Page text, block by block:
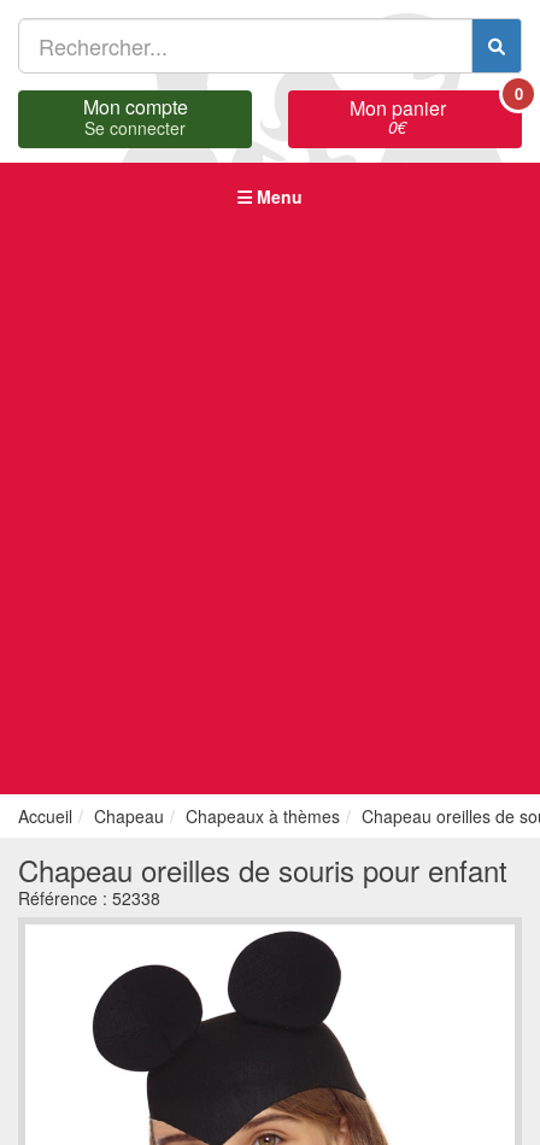
Mon compte
Se connecter
Mon panier
0€
0
Menu
Accueil Chapeau Chapeaux à thèmes Chapeau oreilles de
Chapeau oreilles de souris pour enfant
Référence : 52338